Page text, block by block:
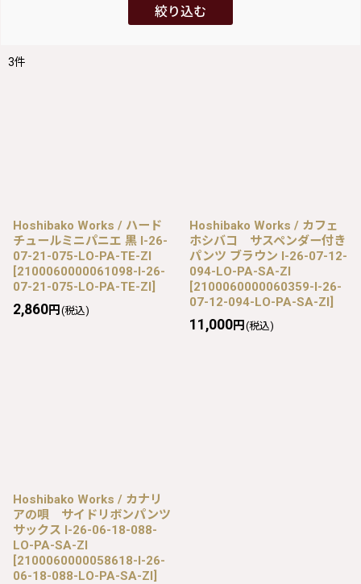
絞り込む
3件
Hoshibako Works / ハード
チュールミニパニエ 黒 I-26-
07-21-075-LO-PA-TE-ZI
[2100060000061098-I-26-
07-21-075-LO-PA-TE-ZI]
2,860円 (税込)
Hoshibako Works / カフェ
ホシバコ サスペンダー付き
パンツ ブラウン I-26-07-12-
094-LO-PA-SA-ZI
[2100060000060359-I-26-
07-12-094-LO-PA-SA-ZI]
11,000円 (税込)
Hoshibako Works / カナリ
アの唄 サイドリボンパンツ
サックス I-26-06-18-088-
LO-PA-SA-ZI
[2100060000058618-I-26-
06-18-088-LO-PA-SA-ZI]